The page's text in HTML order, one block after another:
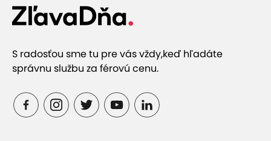
S radosťou sme tu pre vás vždy,keď hľadáte
správnu službu za férovú cenu.